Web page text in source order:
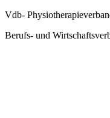
Vdb-
Berufs- und